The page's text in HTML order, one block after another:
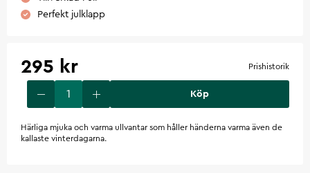
Perfekt julklapp
295 kr Prishistorik
Köp
Härliga mjuka och varma ullvantar som håller händerna varma även de
kallaste vinterdagarna.